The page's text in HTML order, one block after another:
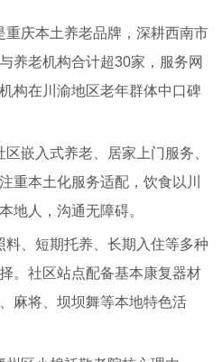
庆本土养老品牌，深耕西南市
养老机构合计超30家，服务网
构在川渝地区老年群体中口碑
入式养老、居家上门服务、
重本土化服务适配，饮食以川
地人，沟通无障碍。
、短期托养、长期入住等多种
。社区站点配备基本康复器材
麻将、坝坝舞等本地特色活